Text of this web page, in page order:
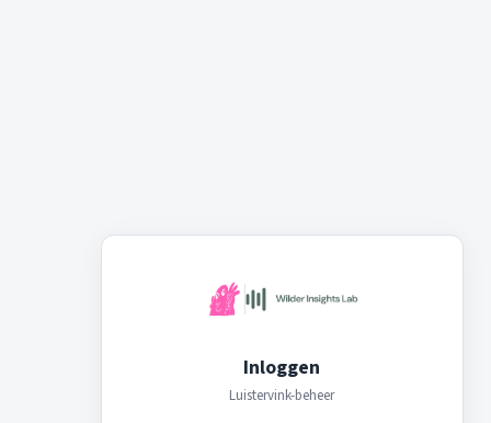
Inloggen
Luistervink-beheer